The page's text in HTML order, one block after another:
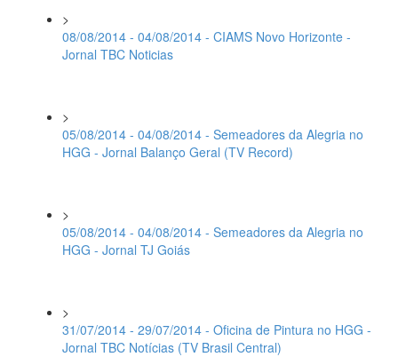
>
08/08/2014 - 04/08/2014 - CIAMS Novo Horizonte -
Jornal TBC Noticias
>
05/08/2014 - 04/08/2014 - Semeadores da Alegria no
HGG - Jornal Balanço Geral (TV Record)
>
05/08/2014 - 04/08/2014 - Semeadores da Alegria no
HGG - Jornal TJ Goiás
>
31/07/2014 - 29/07/2014 - Oficina de Pintura no HGG -
Jornal TBC Notícias (TV Brasil Central)